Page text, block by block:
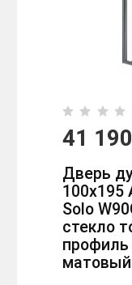
41 190
Дверь
100х195
Solo
стекло
матовый